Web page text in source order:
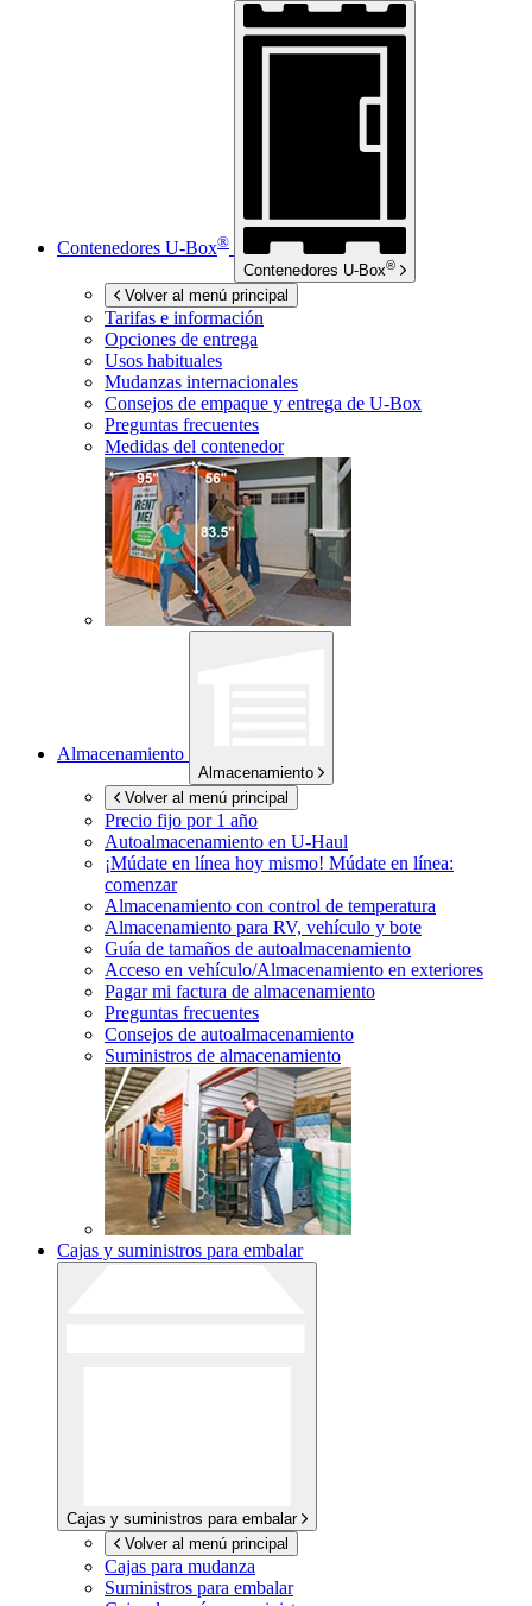
Contenedores U-Box®
Contenedores U-Box®
Volver al menú principal
Tarifas e información
Opciones de entrega
Usos habituales
Mudanzas internacionales
Consejos de empaque y entrega de U-Box
Preguntas frecuentes
Medidas del contenedor
Almacenamiento
Almacenamiento
Volver al menú principal
Precio fijo por 1 año
Autoalmacenamiento en U-Haul
¡Múdate en línea hoy mismo! Múdate en línea:
comenzar
Almacenamiento con control de temperatura
Almacenamiento para RV, vehículo y bote
Guía de tamaños de autoalmacenamiento
Acceso en vehículo/Almacenamiento en exteriores
Pagar mi factura de almacenamiento
Preguntas frecuentes
Consejos de autoalmacenamiento
Suministros de almacenamiento
Cajas y suministros para embalar
Cajas y suministros para embalar
Volver al menú principal
Cajas para mudanza
Suministros para embalar